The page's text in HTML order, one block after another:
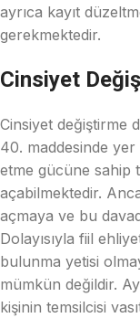
ayrıca kayıt
gerekmektedir.
Cinsiyet
Cinsiyet değiştirme
40. maddesinde yer
etme gücüne sahip
açabilmektedir.
açmaya ve bu
Dolayısıyla fiil
bulunma yetisi
mümkün değildir.
kişinin temsilcisi